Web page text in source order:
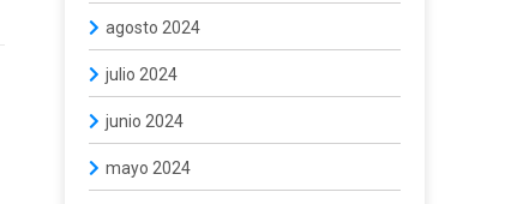
agosto 2024
julio 2024
junio 2024
mayo 2024